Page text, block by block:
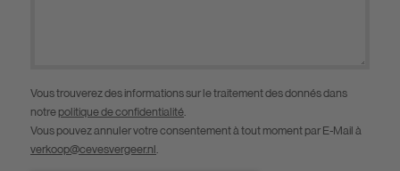
Vous trouverez des informations sur le traitement des donnés dans
notre politique de confidentialité.
Vous pouvez annuler votre consentement à tout moment par E-Mail à
verkoop@cevesvergeer.nl.